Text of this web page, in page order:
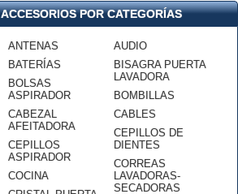
ACCESORIOS POR CATEGORÍAS
ANTENAS
BATERÍAS
BOLSAS
ASPIRADOR
CABEZAL
AFEITADORA
CEPILLOS
ASPIRADOR
COCINA
AUDIO
BISAGRA PUERTA
LAVADORA
BOMBILLAS
CABLES
CEPILLOS DE
DIENTES
CORREAS
LAVADORAS-
SECADORAS